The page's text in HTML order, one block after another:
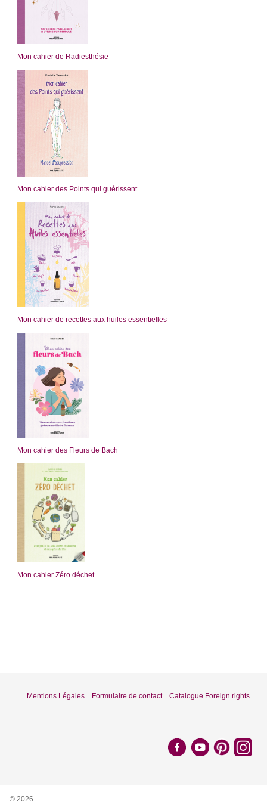
Mon cahier de Radiesthésie
Mon cahier des Points qui guérissent
Mon cahier de recettes aux huiles essentielles
Mon cahier des Fleurs de Bach
Mon cahier Zéro déchet
Mentions Légales Formulaire de contact Catalogue Foreign rights